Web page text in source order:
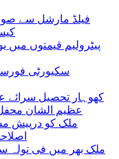
فیلڈ مارشل سے
پیٹرولیم قیمتوں میں
عظیم الشان محفل نعت کا
ملک کو درپیش
ملک بھر میں فی تولہ